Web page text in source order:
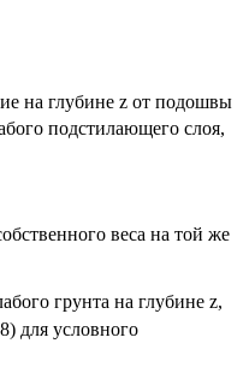
на глубине z от подошвы
подстилающего слоя,
веса на той же
грунта на глубине z,
для условного